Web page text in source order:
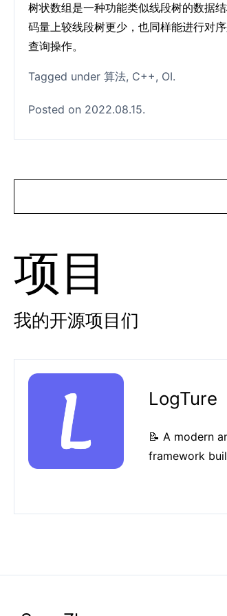
树状数组是一种功能类似线段树的数据
码量上较线段树更少，也同样能进行对
查询操作。
Tagged under 算法 C++ OI
Posted on 2022.08.15.
项目
我的开源项目们
LogTure
📝 A modern
framework